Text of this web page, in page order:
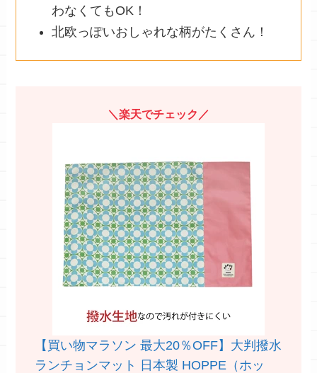
わなくてもOK！
北欧っぽいおしゃれな柄がたくさん！
＼楽天でチェック／
【買い物マラソン 最大20％OFF】大判撥水
ランチョンマット 日本製 HOPPE（ホッ